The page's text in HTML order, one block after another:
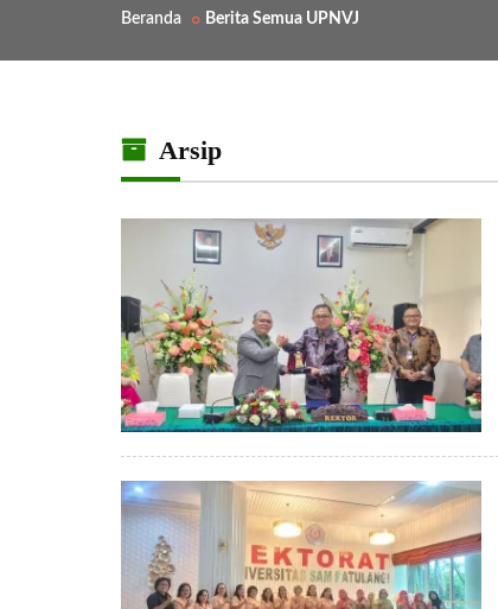
Beranda Berita Semua UPNVJ
Arsip